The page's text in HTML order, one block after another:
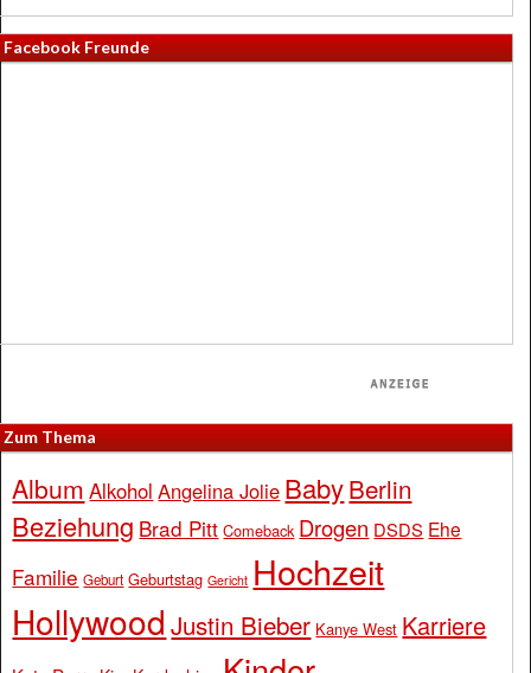
Facebook Freunde
Zum Thema
Album Alkohol Angelina Jolie BabyBerlin
Beziehung Brad Pitt Comeback Drogen DSDS Ehe
Familie Geburt Geburtstag Gericht Hochzeit
Hollywood Justin Bieber Kanye West Karriere